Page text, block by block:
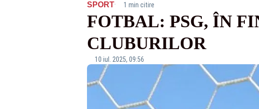
SPORT· 1 min citire
FOTBAL: PSG, ÎN
CLUBURILOR
10 iul. 2025, 09:56